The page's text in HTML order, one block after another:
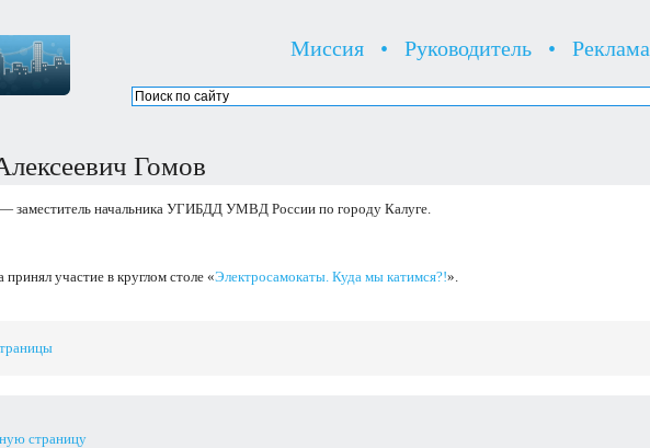
Миссия • Руководитель • Реклама
Гомов
— заместитель начальника УГИБДД УМВД России по городу Калуге.
участие в круглом столе «Электросамокаты. Куда мы катимся?!».
страницу